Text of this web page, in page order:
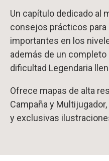
Un capítulo dedicado al
consejos prácticos para
importantes en los
además de un
dificultad Legendaria
Ofrece mapas de alta
Campaña y
y exclusivas